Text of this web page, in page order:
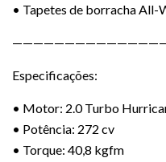
• Tapetes de borracha
Especificações:
• Motor: 2.0 Turbo
• Potência: 272 cv
• Torque: 40,8 kgfm